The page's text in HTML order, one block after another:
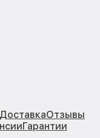
ДоставкаОтзывы
Гарантии